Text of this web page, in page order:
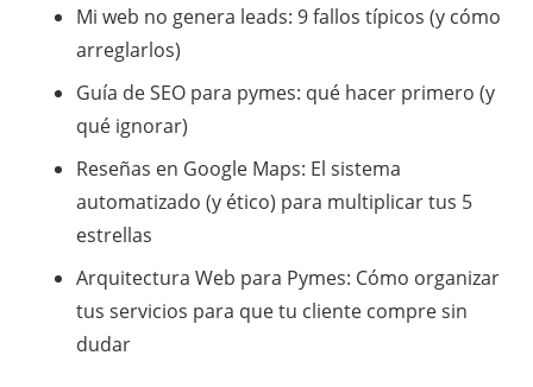
Mi web no genera leads: 9 fallos típicos (y cómo
arreglarlos)
Guía de SEO para pymes: qué hacer primero (y
qué ignorar)
​Reseñas en Google Maps: El sistema
automatizado (y ético) para multiplicar tus 5
estrellas
​Arquitectura Web para Pymes: Cómo organizar
tus servicios para que tu cliente compre sin
dudar